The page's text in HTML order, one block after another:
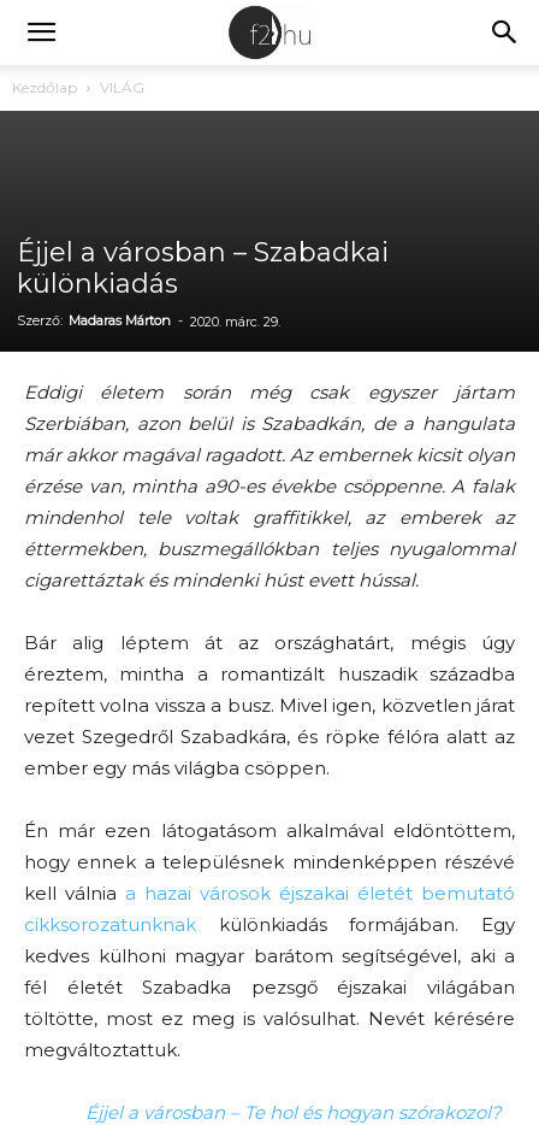
Kezdőlap VILÁG
Éjjel a városban – Szabadkai
különkiadás
Szerző: Madaras Márton - 2020. márc. 29.
Eddigi életem során még csak egyszer jártam
Szerbiában, azon belül is Szabadkán, de a hangulata
már akkor magával ragadott. Az embernek kicsit olyan
érzése van, mintha a90-es évekbe csöppenne. A falak
mindenhol tele voltak graffitikkel, az emberek az
éttermekben, buszmegállókban teljes nyugalommal
cigarettáztak és mindenki húst evett hússal.
Bár alig léptem át az országhatárt, mégis úgy
éreztem, mintha a romantizált huszadik századba
repített volna vissza a busz. Mivel igen, közvetlen járat
vezet Szegedről Szabadkára, és röpke félóra alatt az
ember egy más világba csöppen.
Én már ezen látogatásom alkalmával eldöntöttem,
hogy ennek a településnek mindenképpen részévé
kell válnia a hazai városok éjszakai életét bemutató
cikksorozatunknak különkiadás formájában. Egy
kedves külhoni magyar barátom segítségével, aki a
fél életét Szabadka pezsgő éjszakai világában
töltötte, most ez meg is valósulhat. Nevét kérésére
megváltoztattuk.
Éjjel a városban – Te hol és hogyan szórakozol?